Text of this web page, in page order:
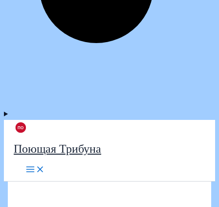
Поющая Трибуна